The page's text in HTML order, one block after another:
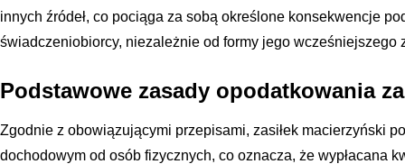
innych źródeł, co pociąga za sobą określone konsekwencje
świadczeniobiorcy, niezależnie od formy jego wcześniejszego
Podstawowe zasady opodatkowania
Zgodnie z obowiązującymi przepisami, zasiłek macierzyński
dochodowym od osób fizycznych, co oznacza, że wypłacana